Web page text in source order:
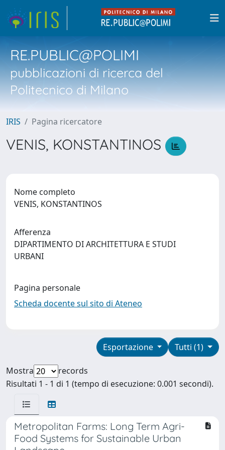
RE.PUBLIC@POLIMI
pubblicazioni di ricerca del
Politecnico di Milano
IRIS Pagina ricercatore
VENIS, KONSTANTINOS
Nome completo
VENIS, KONSTANTINOS
Afferenza
DIPARTIMENTO DI ARCHITETTURA E STUDI
URBANI
Pagina personale
Scheda docente sul sito di Ateneo
Tutti (1)
Esportazione
Mostra
records
Risultati 1 - 1 di 1 (tempo di esecuzione: 0.001 secondi).
Metropolitan Farms: Long Term Agri-
Food Systems for Sustainable Urban